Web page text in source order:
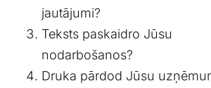
jautājumi?
Teksts paskaidro Jūsu
nodarbošanos?
Druka pārdod Jūsu